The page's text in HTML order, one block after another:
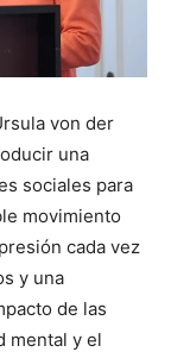
von der
una
sociales para
movimiento
cada vez
y una
de las
mental y el